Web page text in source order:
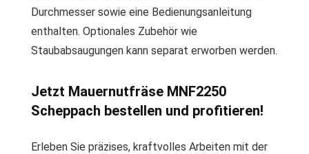
Durchmesser sowie eine Bedienungsanleitung
enthalten. Optionales Zubehör wie
Staubabsaugungen kann separat erworben werden.
Jetzt Mauernutfräse MNF2250
Scheppach bestellen und profitieren!
Erleben Sie präzises, kraftvolles Arbeiten mit der